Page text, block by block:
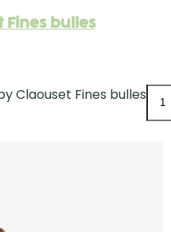
Fines bulles
Claouset Fines bulles